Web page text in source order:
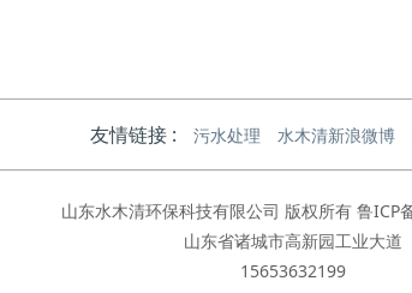
友情链接 : 污水处理 水木清新浪微博
山东水木清环保科技有限公司 版权所有 鲁ICP
山东省诸城市高新园工业大道
15653632199